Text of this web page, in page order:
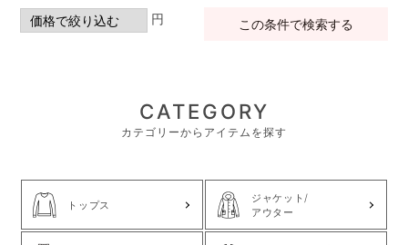
円 この条件で検索する
CATEGORY
カテゴリーからアイテムを探す
トップス
ジャケット/
アウター